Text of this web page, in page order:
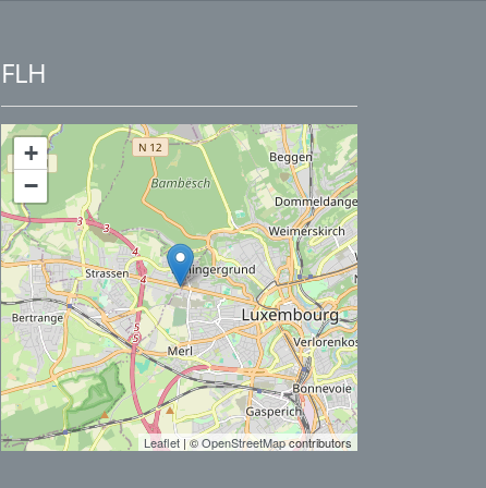
FLH
+
−
Leaflet| ©OpenStreetMapcontributors